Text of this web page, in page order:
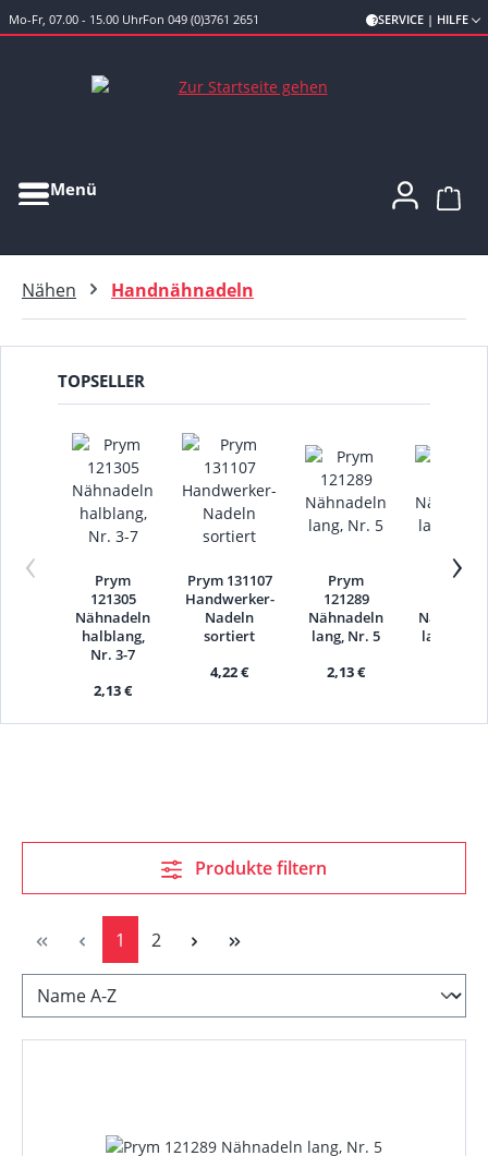
Zum Hauptinhalt springen
Mo-Fr, 07.00 - 15.00 UhrFon 049 (0)3761 2651 SERVICE | HILFE
Menü
Nähen Handnähnadeln
TOPSELLER
‹
Prym
121305
Nähnadeln
halblang,
Nr. 3-7
2,13 €
Prym 131107
Handwerker-
Nadeln
sortiert
4,22 €
Prym
121289
Nähnadeln
lang, Nr. 5
2,13 €
Prym
lang, Nr.
›
Produkte filtern
Seite
1 Seite
2